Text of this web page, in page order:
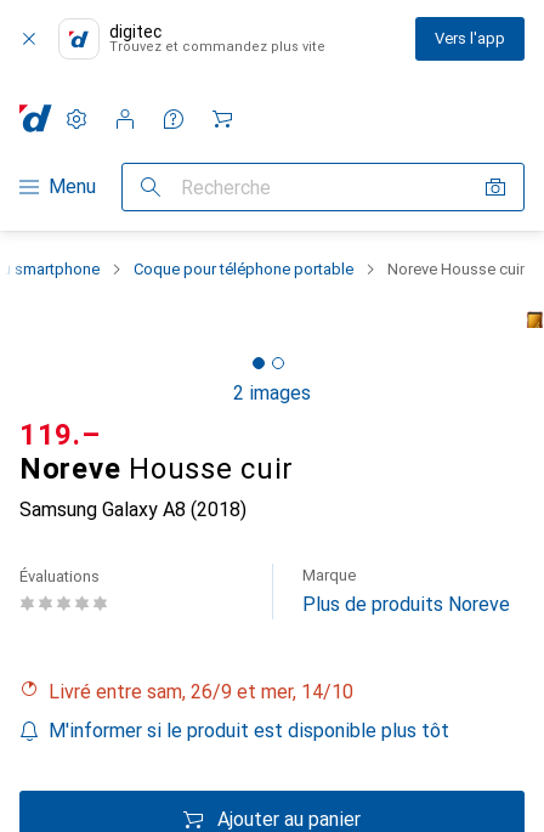
digitec
Trouvez et commandez plus vite Vers l'app
Navigation par catégorie
Menu Recherche
Paramètres
Compte client
Listes de comparaison
Listes d'envies
Panier
smartphone Coque pour téléphone portable Noreve Housse cuir
2 images
Noreve Housse cuir
Samsung Galaxy A8 (2018)
CHF
119.–
Évaluations Marque
Plus de produits Noreve
Livré entre sam, 26/9 et mer, 14/10
M'informer si le produit est disponible plus tôt
Ajouter au panier